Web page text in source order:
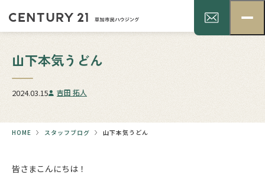
山下本気うどん
2024.03.15 吉田 拓人
HOME スタッフブログ 山下本気うどん
皆さまこんにちは！